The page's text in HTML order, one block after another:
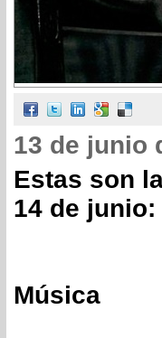
13 de junio
Estas son
14 de junio:
Música